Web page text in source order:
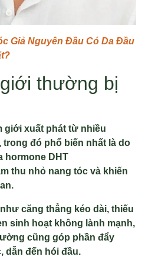
Giả Nguyên Đầu Có Da Đầu
thường bị
giới xuất phát từ nhiều
đó phổ biến nhất là do
hormone DHT
thu nhỏ nang tóc và khiến
căng thẳng kéo dài, thiếu
sinh hoạt không lành mạnh,
cũng góp phần đẩy
dẫn đến hói đầu.